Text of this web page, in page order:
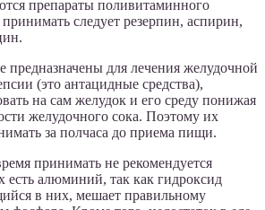
препараты поливитаминного
следует резерпин, аспирин,
предназначены для лечения желудочной
(это антацидные средства),
на сам желудок и его среду понижая
желудочного сока. Поэтому их
за полчаса до приема пищи.
принимать не рекомендуется
есть алюминий, так как гидроксид
в них, мешает правильному